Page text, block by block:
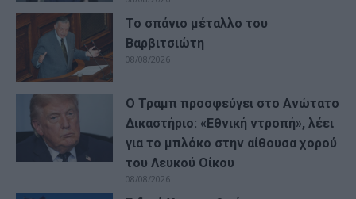
Το σπάνιο μέταλλο του
Βαρβιτσιώτη
08/08/2026
Ο Τραμπ προσφεύγει στο Ανώτατο
Δικαστήριο: «Εθνική ντροπή», λέει
για το μπλόκο στην αίθουσα χορού
του Λευκού Οίκου
08/08/2026